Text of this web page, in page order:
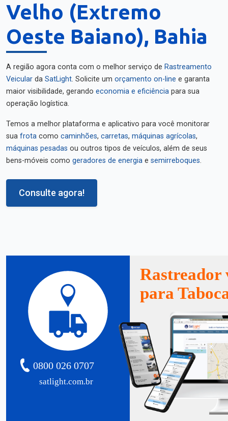
Velho (Extremo
Oeste Baiano), Bahia
A região agora conta com o melhor serviço de Rastreamento
Veicular da SatLight. Solicite um orçamento on-line e garanta
maior visibilidade, gerando economia e eficiência para sua
operação logística.
Temos a melhor plataforma e aplicativo para você monitorar
sua frota como caminhões, carretas, máquinas agrícolas,
máquinas pesadas ou outros tipos de veículos, além de seus
bens-móveis como geradores de energia e semirreboques.
Consulte agora!
satlight.com.br
0800 026 0707
Rastreador
para